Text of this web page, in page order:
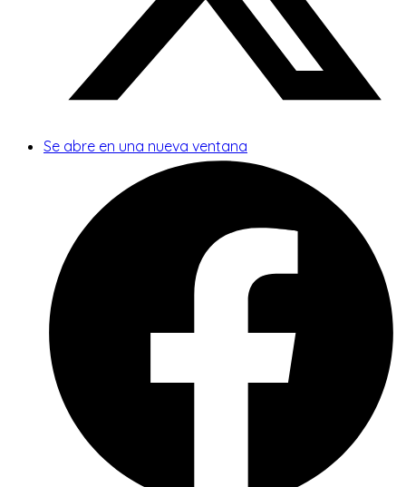
Se abre en una nueva ventana